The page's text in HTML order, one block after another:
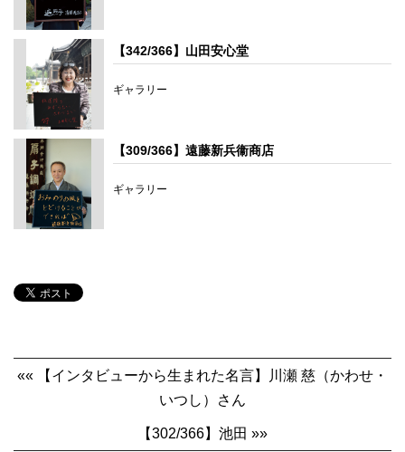
【342/366】山田安心堂
ギャラリー
【309/366】遠藤新兵衞商店
ギャラリー
«« 【インタビューから生まれた名言】川瀬 慈（かわせ・
いつし）さん
【302/366】池田 »»